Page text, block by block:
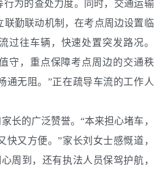
行为的查处力度。同时，交通运输
联勤联动机制，在考点周边设置临
过往车辆，快速处置突发路况。
守，重点保障考点周边的交通秩
通无阻。”正在疏导车流的工作人
的广泛赞誉。“本来担心堵车，
快又方便。”家长刘女士感慨道，
周到，还有执法人员保驾护航，